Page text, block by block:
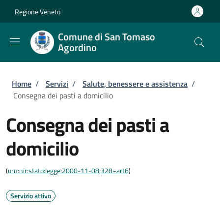
Regione Veneto
Comune di San Tomaso
Agordino
Briciole di pane
Home / Servizi / Salute, benessere e assistenza /
Consegna dei pasti a domicilio
Consegna dei pasti a
domicilio
(urn:nir:stato:legge:2000-11-08;328~art6)
Servizio attivo